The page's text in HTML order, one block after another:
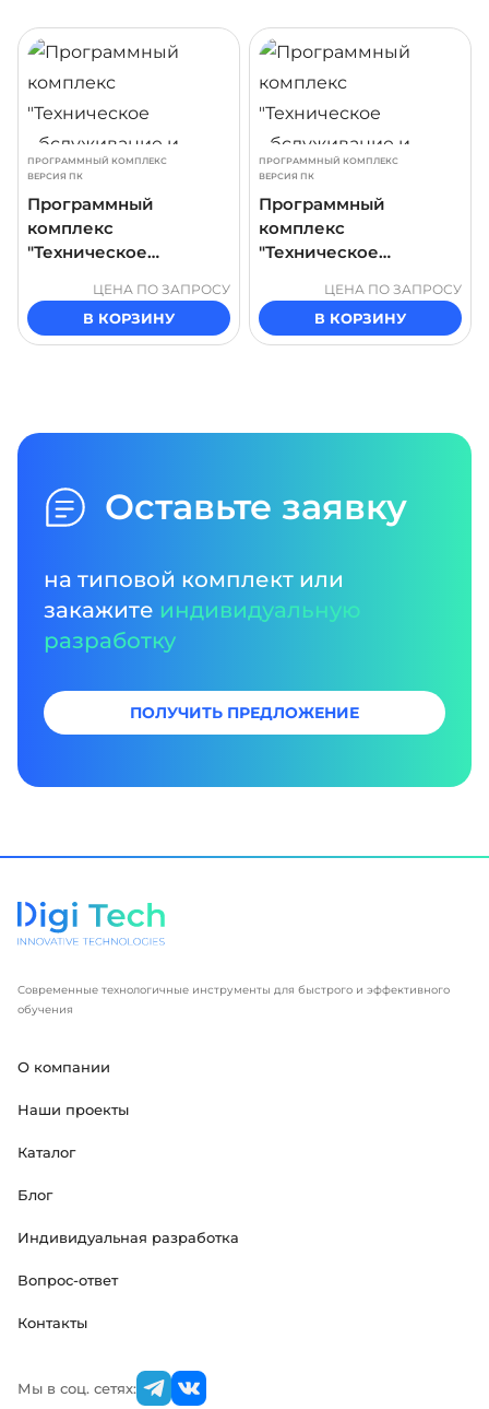
ПРОГРАММНЫЙ КОМПЛЕКС
ВЕРСИЯ ПК
Программный
комплекс
"Техническое
ремонт цифрового
датчика давления"
ЦЕНА ПО ЗАПРОСУ
В КОРЗИНУ
ПРОГРАММНЫЙ КОМПЛЕКС
ВЕРСИЯ ПК
Программный
комплекс
"Техническое
ремонт шестеренного
насоса внешнего
сцепления"
ЦЕНА ПО ЗАПРОСУ
В КОРЗИНУ
ПОДРОБНЕЕ
Оставьте заявку
на типовой комплект или
закажите индивидуальную
разработку
ПОЛУЧИТЬ ПРЕДЛОЖЕНИЕ
Современные технологичные инструменты для быстрого и эффективного
обучения
О компании
Наши проекты
Каталог
Блог
Индивидуальная разработка
Вопрос-ответ
Контакты
Мы в соц. сетях: